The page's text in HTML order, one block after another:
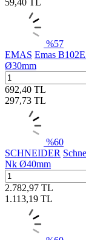
%57
EMAS Emas
Ø30mm
692,40 TL
297,73 TL
%60
SCHNEIDER
Nk Ø40mm
2.782,97 TL
1.113,19 TL